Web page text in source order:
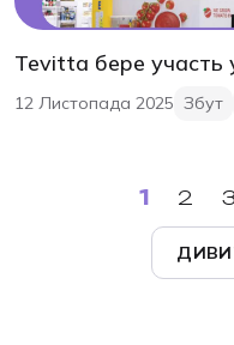
Tevitta бере участь
12 Листопада 2025 Збут
1 2 3